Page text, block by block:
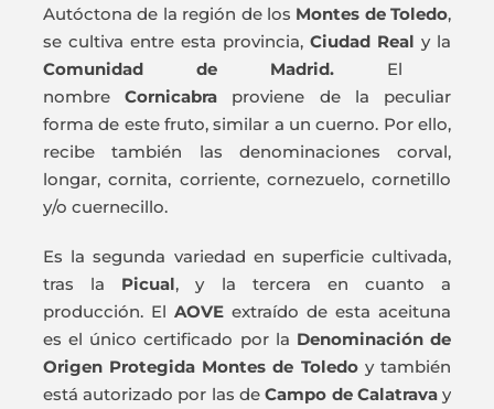
Autóctona de la región de los Montes de Toledo,
se cultiva entre esta provincia, Ciudad Realy la
Comunidad de Madrid. El
nombreCornicabra proviene de la peculiar
forma de este fruto, similar a un cuerno. Por ello,
recibe también las denominaciones corval,
longar, cornita, corriente, cornezuelo, cornetillo
y/o cuernecillo.
Es la segunda variedad en superficie cultivada,
tras la Picual, y la tercera en cuanto a
producción. El AOVEextraído de esta aceituna
es el único certificado por la Denominación de
Origen Protegida Montes de Toledoy también
está autorizado por las deCampo de Calatravay